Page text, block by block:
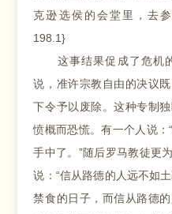
克逊选侯的会堂里，去
198.1}
这事结果促成了危机的
说，准许宗教自由的决议
下令予以废除。这种专制
愤概而恐慌。有一个人说
手中了。”随后罗马教徒更
说：“信从路德的人远不如
禁食的日子，而信从路德